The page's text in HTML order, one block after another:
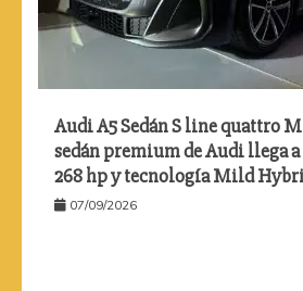
Audi A5 Sedán S line quattro
sedán premium de Audi llega
268 hp y tecnología Mild
07/09/2026